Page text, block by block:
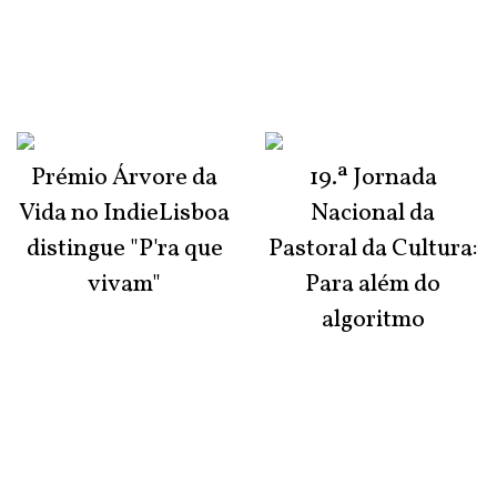
Prémio Árvore da
Vida no IndieLisboa
distingue "P'ra que
vivam"
19.ª Jornada
Nacional da
Pastoral da Cultura:
Para além do
algoritmo